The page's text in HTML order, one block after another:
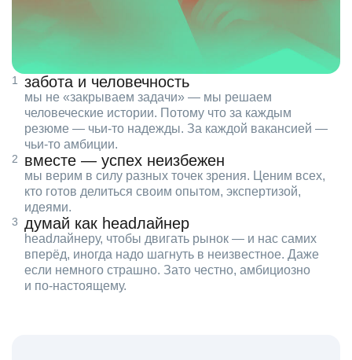
забота и человечность
мы не «закрываем задачи» — мы решаем
человеческие истории. Потому что за каждым
резюме — чьи‑то надежды. За каждой вакансией —
чьи‑то амбиции.
вместе — успех неизбежен
мы верим в силу разных точек зрения. Ценим всех,
кто готов делиться своим опытом, экспертизой,
идеями.
думай как headлайнер
headлайнеру, чтобы двигать рынок — и нас самих
вперёд, иногда надо шагнуть в неизвестное. Даже
если немного страшно. Зато честно, амбициозно
и по‑настоящему.